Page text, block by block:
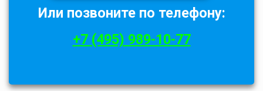
Или позвоните по телефону:
+7 (495) 989-10-77